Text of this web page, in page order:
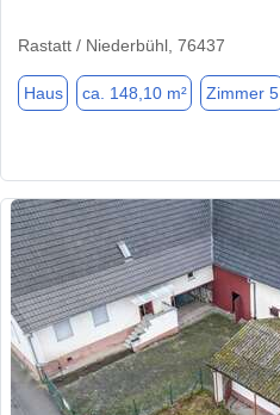
Rastatt / Niederbühl, 76437
Haus ca. 148,10 m² Zimmer 5